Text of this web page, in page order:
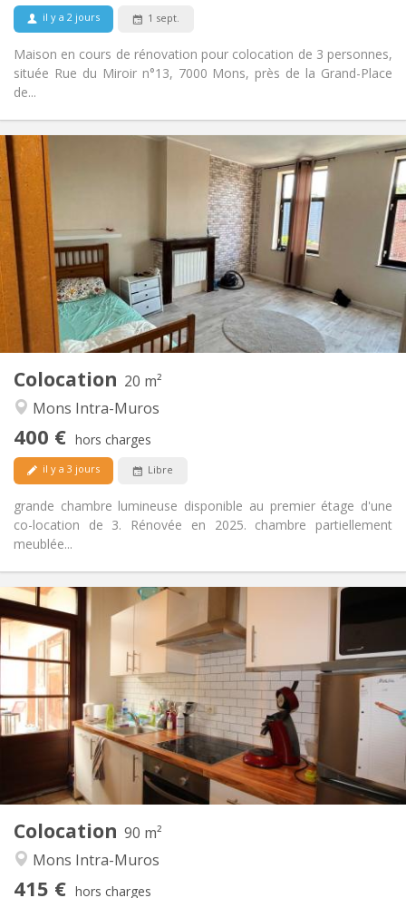
il y a 2 jours 1 sept.
Maison en cours de rénovation pour colocation de 3 personnes,
située Rue du Miroir n°13, 7000 Mons, près de la Grand-Place
de...
Colocation 20 m²
Mons Intra-Muros
400 € hors charges
il y a 3 jours Libre
grande chambre lumineuse disponible au premier étage d'une
co-location de 3. Rénovée en 2025. chambre partiellement
meublée...
Infos Pratiques
Loyer:
400 €
Charges:
50 €
Durée:
12 mois
Domiciliation:
Non
Aménagement
Salle de bain:
Commune
Cuisine:
Commune
Superficie:
20 m
Pièces privées:
1
Calme, chaleureuse, studieuse
Colocation 90 m²
Mons Intra-Muros
415 € hors charges
Infos Pratiques
415 €
Charges:
135 €
Durée:
12 mois
Domiciliation:
Acceptée
Aménagement
Salle de bain:
Commune
Cuisine:
Commune
Superficie:
90 m
2
Pièces privées:
3
Studieuse, calme, chaleureuse